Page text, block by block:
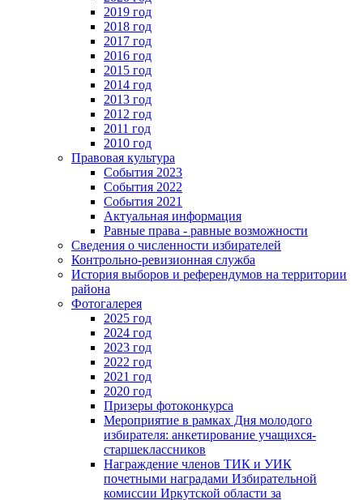
2019 год
2018 год
2017 год
2016 год
2015 год
2014 год
2013 год
2012 год
2011 год
2010 год
Правовая культура
События 2023
События 2022
События 2021
Актуальная информация
Равные права - равные возможности
Сведения о численности избирателей
Контрольно-ревизионная служба
История выборов и референдумов на территории
района
Фотогалерея
2025 год
2024 год
2023 год
2022 год
2021 год
2020 год
Призеры фотоконкурса
Мероприятие в рамках Дня молодого
избирателя: анкетирование учащихся-
старшеклассников
Награждение членов ТИК и УИК
почетными наградами Избирательной
комиссии Иркутской области за